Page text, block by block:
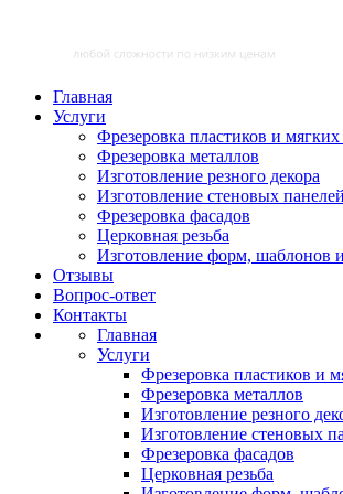
Главная
Услуги
Фрезеровка пластиков и
Фрезеровка металлов
Изготовление резного декора
Изготовление стеновых
Фрезеровка фасадов
Церковная резьба
Изготовление форм, шаблонов
Отзывы
Вопрос-ответ
Контакты
Главная
Услуги
Фрезеровка пластиков и
Фрезеровка металлов
Изготовление резного
Изготовление стеновых
Фрезеровка фасадов
Церковная резьба